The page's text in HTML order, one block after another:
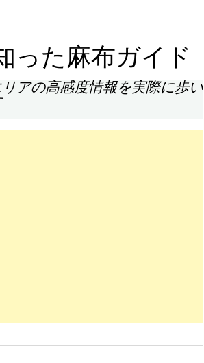
った麻布ガイド
アの高感度情報を実際に歩い